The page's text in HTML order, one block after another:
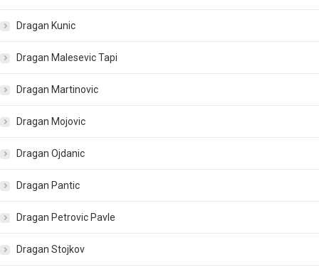
Dragan Kunic
Dragan Malesevic Tapi
Dragan Martinovic
Dragan Mojovic
Dragan Ojdanic
Dragan Pantic
Dragan Petrovic Pavle
Dragan Stojkov